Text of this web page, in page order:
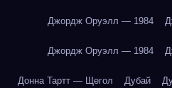
Джордж Оруэлл — 1984
Джордж Оруэлл — 1984
Донна Тартт — Щегол Дубай